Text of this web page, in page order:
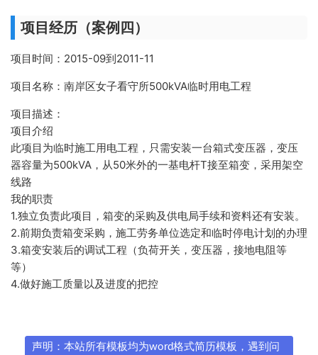
项目经历（案例四）
项目时间：2015-09到2011-11
项目名称：南岸区女子看守所500kVA临时用电工程
项目描述：
项目介绍
此项目为临时施工用电工程，只需安装一台箱式变压器，变压
器容量为500kVA，从50米外的一基电杆T接至箱变，采用架空
线路
我的职责
1.独立负责此项目，箱变的采购及供电局手续和资料还有安装。
2.前期负责箱变采购，施工劳务单位选定和临时停电计划的办理
3.箱变安装后的调试工程（负荷开关，变压器，接地电阻等
等）
4.做好施工质量以及进度的把控
声明：本站所有模板均为word格式简历模板，遇到问